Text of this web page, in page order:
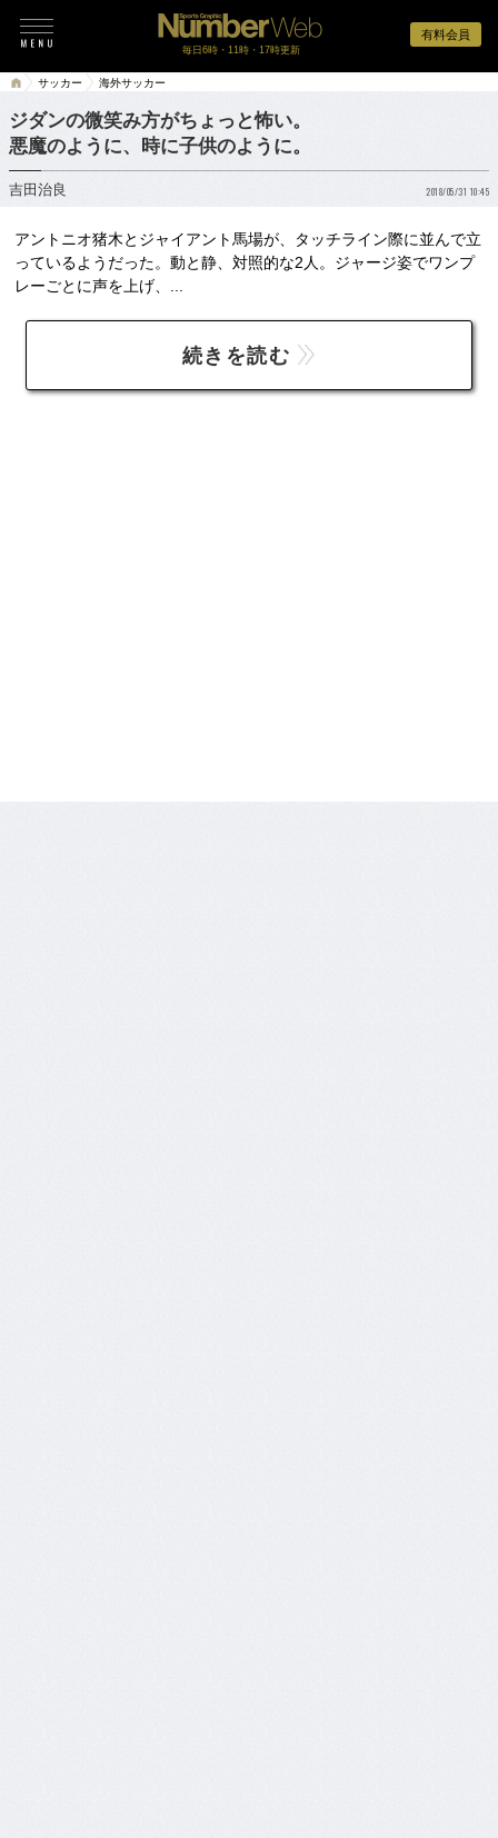
有料会員
毎日6時・11時・17時更新
サッカー 海外サッカー
ジダンの微笑み方がちょっと怖い。
悪魔のように、時に子供のように。
吉田治良 2018/05/31 10:45
アントニオ猪木とジャイアント馬場が、タッチライン際に並んで立
っているようだった。動と静、対照的な2人。ジャージ姿でワンプ
レーごとに声を上げ、...
続きを読む